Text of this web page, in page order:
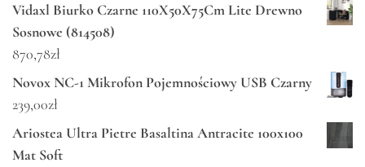
Vidaxl Biurko Czarne 110X50X75Cm Lite Drewno
Sosnowe (814508)
870,78zł
Novox NC-1 Mikrofon Pojemnościowy USB Czarny
239,00zł
Ariostea Ultra Pietre Basaltina Antracite 100x100
Mat Soft